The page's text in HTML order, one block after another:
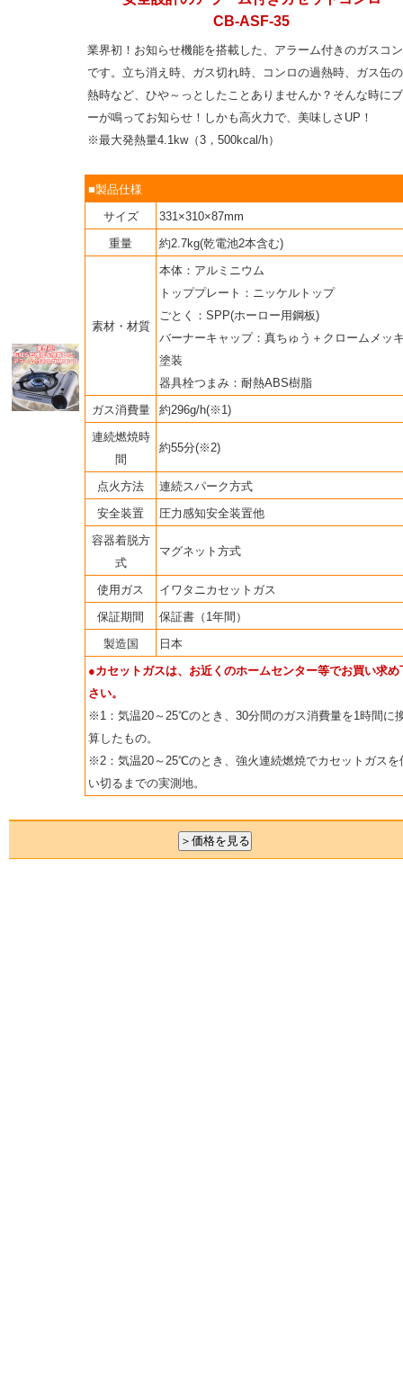
CB-ASF-35
業界初！お知らせ機能を搭載した、アラーム付きのガスコ
です。立ち消え時、ガス切れ時、コンロの過熱時、ガス缶
熱時など、ひや～っとしたことありませんか？そんな時に
ーが鳴ってお知らせ！しかも高火力で、美味しさUP！
※最大発熱量4.1kw（3，500kcal/h）
■製品仕様
サイズ
331×310×87mm
重量
約2.7kg(乾電池2本含む)
素材・材質
本体：アルミニウム
トッププレート：ニッケルトップ
ごとく：SPP(ホーロー用鋼板)
バーナーキャップ：真ちゅう＋クロームメッ
塗装
器具栓つまみ：耐熱ABS樹脂
ガス消費量
約296g/h(※1)
連続燃焼時
間
約55分(※2)
点火方法
連続スパーク方式
安全装置
圧力感知安全装置他
容器着脱方
式
マグネット方式
使用ガス
イワタニカセットガス
保証期間
保証書（1年間）
製造国
日本
●カセットガスは、お近くのホームセンター等でお買い求め
さい。
※1：気温20～25℃のとき、30分間のガス消費量を1時間に
算したもの。
※2：気温20～25℃のとき、強火連続燃焼でカセットガスを
い切るまでの実測地。